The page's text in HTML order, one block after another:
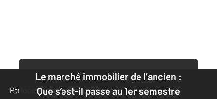
Le marché immobilier de l’ancien :
Que s’est-il passé au 1er semestre
Parlons de vous, parlons biens